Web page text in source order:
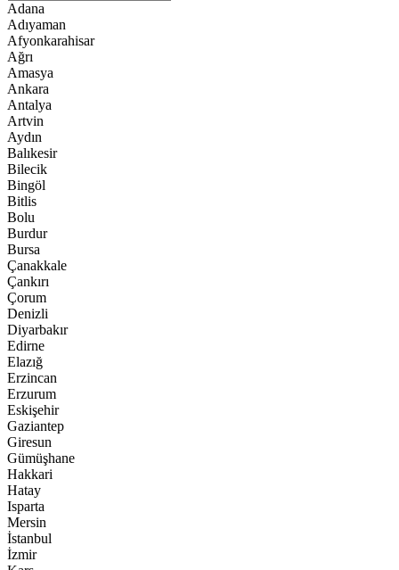
Adana
Adıyaman
Afyonkarahisar
Ağrı
Amasya
Ankara
Antalya
Artvin
Aydın
Balıkesir
Bilecik
Bingöl
Bitlis
Bolu
Burdur
Bursa
Çanakkale
Çankırı
Çorum
Denizli
Diyarbakır
Edirne
Elazığ
Erzincan
Erzurum
Eskişehir
Gaziantep
Giresun
Gümüşhane
Hakkari
Hatay
Isparta
Mersin
İstanbul
İzmir